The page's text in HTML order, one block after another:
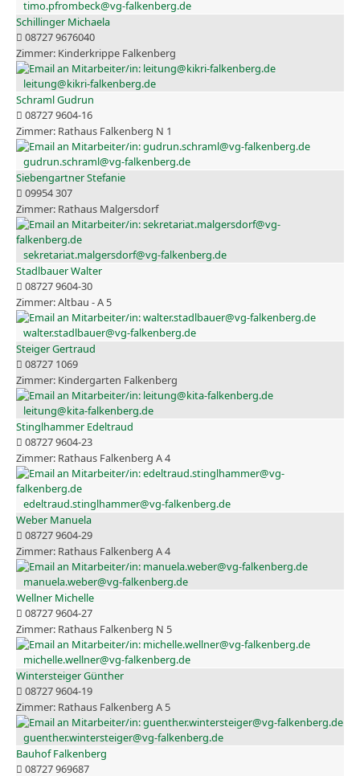
timo.pfrombeck@vg-falkenberg.de
Schillinger Michaela
08727 9676040
Kinderkrippe Falkenberg
leitung@kikri-falkenberg.de
Schraml Gudrun
08727 9604-16
Rathaus Falkenberg N 1
gudrun.schraml@vg-falkenberg.de
Siebengartner Stefanie
09954 307
Rathaus Malgersdorf
sekretariat.malgersdorf@vg-falkenberg.de
Stadlbauer Walter
08727 9604-30
Altbau - A 5
walter.stadlbauer@vg-falkenberg.de
Steiger Gertraud
08727 1069
Kindergarten Falkenberg
leitung@kita-falkenberg.de
Stinglhammer Edeltraud
08727 9604-23
Rathaus Falkenberg A 4
edeltraud.stinglhammer@vg-falkenberg.de
Weber Manuela
08727 9604-29
Rathaus Falkenberg A 4
manuela.weber@vg-falkenberg.de
Wellner Michelle
08727 9604-27
Rathaus Falkenberg N 5
michelle.wellner@vg-falkenberg.de
Wintersteiger Günther
08727 9604-19
Rathaus Falkenberg A 5
guenther.wintersteiger@vg-falkenberg.de
Bauhof Falkenberg
08727 969687